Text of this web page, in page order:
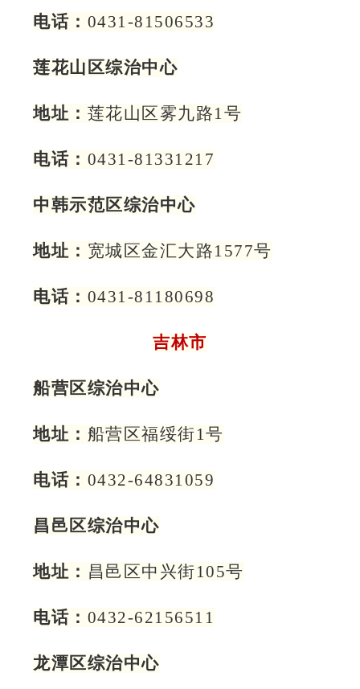
电话： 0431-81506533
莲花山区综治中心
地址： 莲花山区雾九路1号
电话： 0431-81331217
中韩示范区综治中心
地址： 宽城区金汇大路1577号
电话： 0431-81180698
吉林市
船营区综治中心
地址： 船营区福绥街1号
电话： 0432-64831059
昌邑区综治中心
地址： 昌邑区中兴街105号
电话： 0432-62156511
龙潭区综治中心